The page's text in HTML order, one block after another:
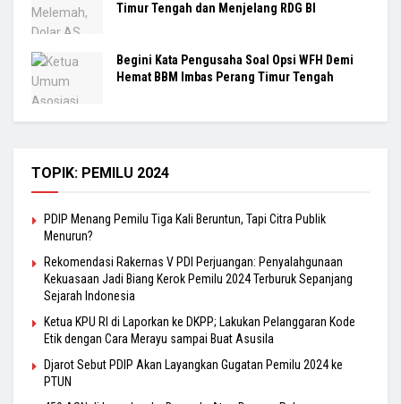
Timur Tengah dan Menjelang RDG BI
Begini Kata Pengusaha Soal Opsi WFH Demi
Hemat BBM Imbas Perang Timur Tengah
TOPIK: PEMILU 2024
PDIP Menang Pemilu Tiga Kali Beruntun, Tapi Citra Publik
Menurun?
Rekomendasi Rakernas V PDI Perjuangan: Penyalahgunaan
Kekuasaan Jadi Biang Kerok Pemilu 2024 Terburuk Sepanjang
Sejarah Indonesia
Ketua KPU RI di Laporkan ke DKPP; Lakukan Pelanggaran Kode
Etik dengan Cara Merayu sampai Buat Asusila
Djarot Sebut PDIP Akan Layangkan Gugatan Pemilu 2024 ke
PTUN